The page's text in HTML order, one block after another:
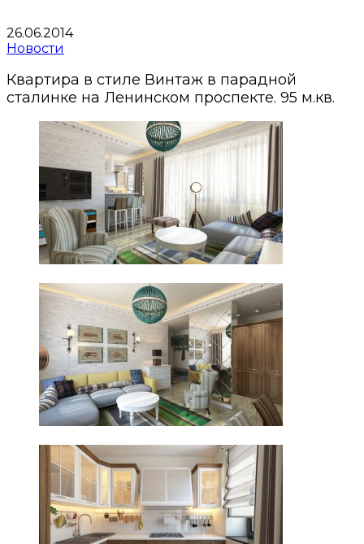
26.06.2014
Новости
Квартира в стиле Винтаж в парадной
сталинке на Ленинском проспекте. 95 м.кв.